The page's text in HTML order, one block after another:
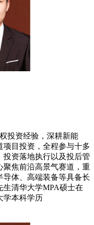
投资经验，深耕新能
目投资，全程参与十多
资落地执行以及投后管
聚焦前沿高景气赛道，重
导体、高端装备等具备长
清华大学MPA硕士在
学本科学历